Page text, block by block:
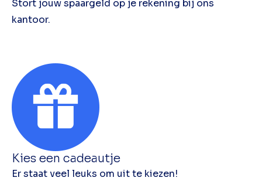
Stort jouw spaargeld op je rekening bij ons
kantoor.
Kies een cadeautje
Er staat veel leuks om uit te kiezen!